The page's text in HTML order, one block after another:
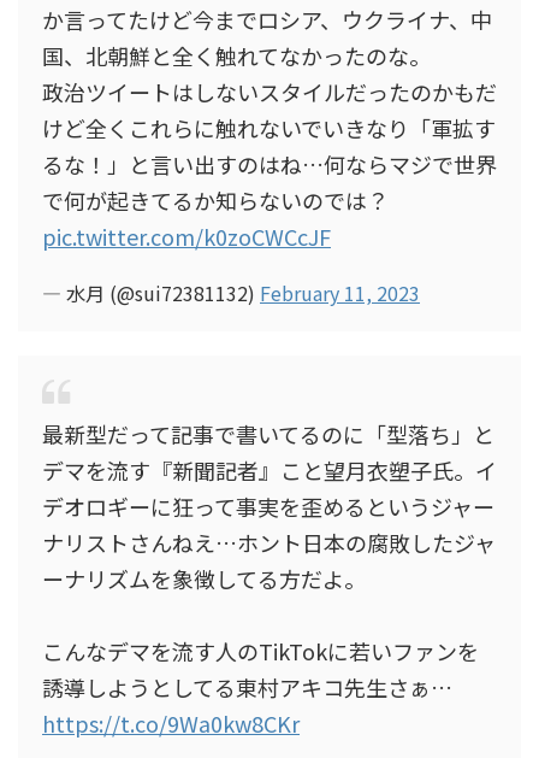
か言ってたけど今までロシア、ウクライナ、中
国、北朝鮮と全く触れてなかったのな。
政治ツイートはしないスタイルだったのかもだ
けど全くこれらに触れないでいきなり「軍拡す
るな！」と言い出すのはね…何ならマジで世界
で何が起きてるか知らないのでは？
pic.twitter.com/k0zoCWCcJF
— 水月 (@sui72381132) February 11, 2023
最新型だって記事で書いてるのに「型落ち」と
デマを流す『新聞記者』こと望月衣塑子氏。イ
デオロギーに狂って事実を歪めるというジャー
ナリストさんねえ…ホント日本の腐敗したジャ
ーナリズムを象徴してる方だよ。
こんなデマを流す人のTikTokに若いファンを
誘導しようとしてる東村アキコ先生さぁ…
https://t.co/9Wa0kw8CKr